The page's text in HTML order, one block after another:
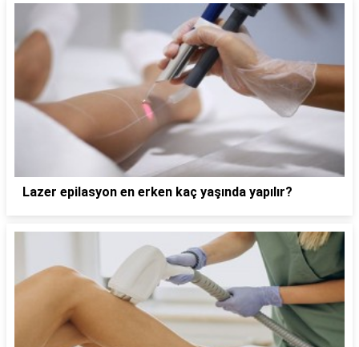
Lazer epilasyon en erken kaç yaşında yapılır?